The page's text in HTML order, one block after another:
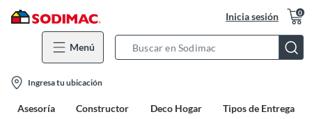
Inicia sesión 0
Menú
Bar
location-
icon
Ingresa tu ubicación
Asesoría Constructor Deco Hogar Tipos de Entrega